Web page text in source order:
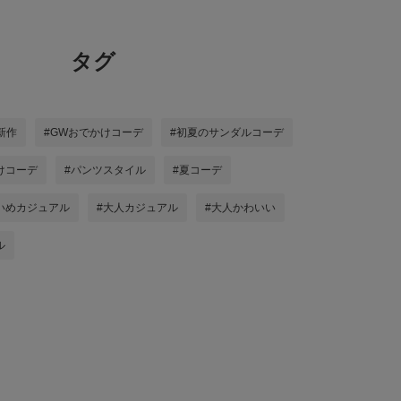
タグ
作 #GWおでかけコーデ #初夏のサンダルコーデ
コーデ #パンツスタイル #夏コーデ
めカジュアル #大人カジュアル #大人かわいい